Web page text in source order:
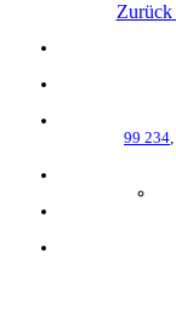
Zurück
99 234